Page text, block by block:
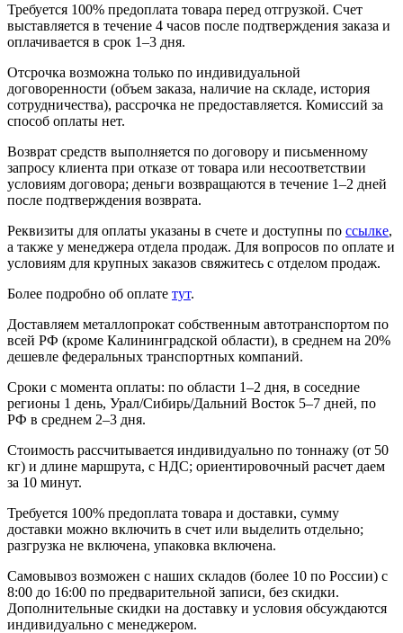
Требуется 100% предоплата товара перед отгрузкой. Счет
выставляется в течение 4 часов после подтверждения заказа и
оплачивается в срок 1–3 дня.
Отсрочка возможна только по индивидуальной
договоренности (объем заказа, наличие на складе, история
сотрудничества), рассрочка не предоставляется. Комиссий за
способ оплаты нет.
Возврат средств выполняется по договору и письменному
запросу клиента при отказе от товара или несоответствии
условиям договора; деньги возвращаются в течение 1–2 дней
после подтверждения возврата.
Реквизиты для оплаты указаны в счете и доступны по ссылке,
а также у менеджера отдела продаж. Для вопросов по оплате и
условиям для крупных заказов свяжитесь с отделом продаж.
Более подробно об оплате тут.
Доставляем металлопрокат собственным автотранспортом по
всей РФ (кроме Калининградской области), в среднем на 20%
дешевле федеральных транспортных компаний.
Сроки с момента оплаты: по области 1–2 дня, в соседние
регионы 1 день, Урал/Сибирь/Дальний Восток 5–7 дней, по
РФ в среднем 2–3 дня.
Стоимость рассчитывается индивидуально по тоннажу (от 50
кг) и длине маршрута, с НДС; ориентировочный расчет даем
за 10 минут.
Требуется 100% предоплата товара и доставки, сумму
доставки можно включить в счет или выделить отдельно;
разгрузка не включена, упаковка включена.
Самовывоз возможен с наших складов (более 10 по России) с
8:00 до 16:00 по предварительной записи, без скидки.
Дополнительные скидки на доставку и условия обсуждаются
индивидуально с менеджером.